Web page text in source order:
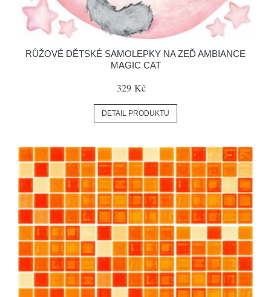
RŮŽOVÉ DĚTSKÉ SAMOLEPKY NA ZEĎ AMBIANCE
MAGIC CAT
329 Kč
DETAIL PRODUKTU